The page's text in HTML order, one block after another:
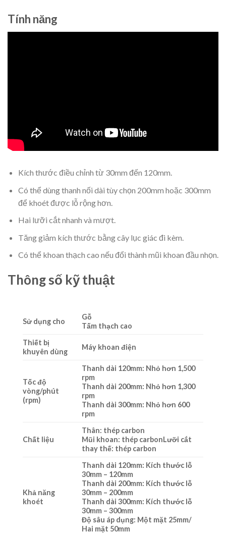
Tính năng
Kích thước điều chỉnh từ 30mm đến 120mm.
Có thể dùng thanh nối dài tùy chọn 200mm hoặc 300mm
để khoét được lỗ rộng hơn.
Hai lưỡi cắt nhanh và mượt.
Tăng giảm kích thước bằng cây lục giác đi kèm.
Có thể khoan thạch cao nếu đổi thành mũi khoan đầu nhọn.
Thông số kỹ thuật
Sử dụng cho
Gỗ
Tấm thạch cao
Thiết bị
khuyên dùng
Máy khoan điện
Tốc độ
vòng/phút
(rpm)
Thanh dài 120mm: Nhỏ hơn 1,500
rpm
Thanh dài 200mm: Nhỏ hơn 1,300
rpm
Thanh dài 300mm: Nhỏ hơn 600
rpm
Chất liệu
Thân: thép carbon
Mũi khoan: thép carbonLưỡi cắt
thay thế: thép carbon
Khả năng
khoét
Thanh dài 120mm: Kích thước lỗ
30mm – 120mm
Thanh dài 200mm: Kích thước lỗ
30mm – 200mm
Thanh dài 300mm: Kích thước lỗ
30mm – 300mm
Độ sâu áp dụng: Một mặt 25mm/
Hai mặt 50mm